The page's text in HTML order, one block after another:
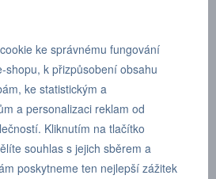
Prodloužení 16 mm, vnější -
vnitřní 1/8" válcový závit
Kat.číslo: RN 1818/16 MSV
skladem
19,10 Kč
ke správnému fungování
shopu, k přizpůsobení obsahu
ke statistickým a
a personalizaci reklam od
Kliknutím na tlačítko
souhlas s jejich sběrem a
poskytneme ten nejlepší zážitek